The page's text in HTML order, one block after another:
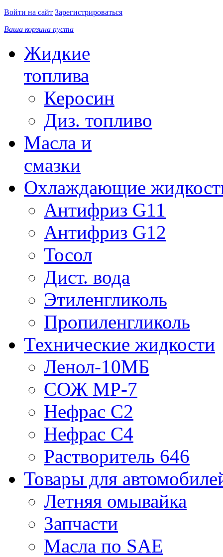
Войти на сайт Зарегистрироваться
Ваша корзина пуста
Жидкие
топлива
Керосин
Диз. топливо
Масла и
смазки
Охлаждающие
Антифриз G11
Антифриз G12
Тосол
Дист. вода
Этиленгликоль
Пропиленгликоль
Технические жидкости
Ленол-10МБ
СОЖ МР-7
Нефрас С2
Нефрас С4
Растворитель 646
Товары для
Летняя омывайка
Запчасти
Масла по SAE